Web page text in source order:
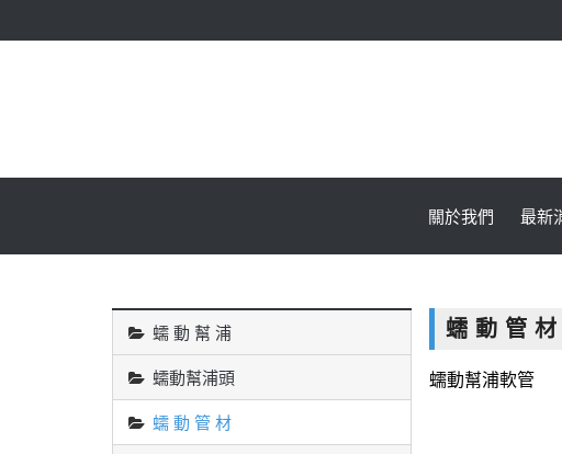
關於我們 最新
蠕 動 幫 浦
蠕動幫浦頭
蠕 動 管 材
蠕 動 管 材
蠕動幫浦軟管